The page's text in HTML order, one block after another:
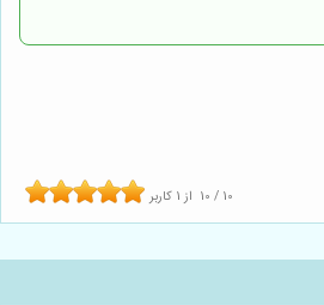
10 / 10 از 1 کاربر